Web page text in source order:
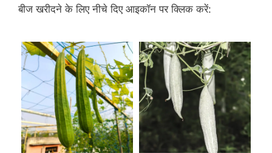
बीज खरीदने के लिए नीचे दिए आइकॉन पर क्लिक करें: